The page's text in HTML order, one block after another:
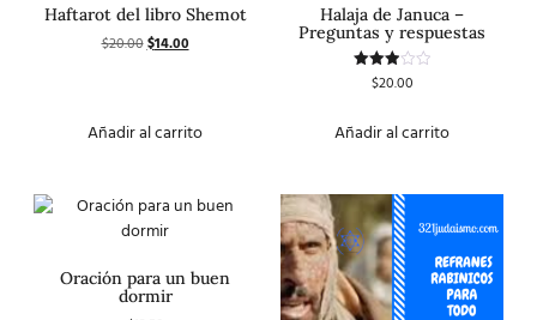
Haftarot del libro Shemot
$20.00$14.00
Añadir al carrito
Halaja de Januca –
Preguntas y respuestas
Valorado
de 5
$20.00
Añadir al carrito
Oración para un buen
dormir